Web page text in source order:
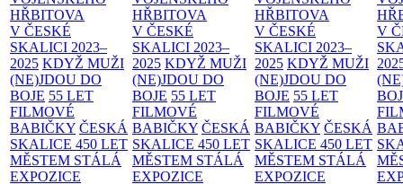
HŘBITOVA
V ČESKÉ
SKALICI 2023–
2025 KDYŽ MUŽI
(NE)JDOU DO
BOJE 55 LET
FILMOVÉ
BABIČKY ČESKÁ
SKALICE 450 LET
MĚSTEM STÁLÁ
EXPOZICE
HŘBITOVA
V ČESKÉ
SKALICI 2023–
2025 KDYŽ MUŽI
(NE)JDOU DO
BOJE 55 LET
FILMOVÉ
BABIČKY ČESKÁ
SKALICE 450 LET
MĚSTEM STÁLÁ
EXPOZICE
HŘBITOVA
V ČESKÉ
SKALICI 2023–
2025 KDYŽ MUŽI
(NE)JDOU DO
BOJE 55 LET
FILMOVÉ
BABIČKY ČESKÁ
SKALICE 450 LET
MĚSTEM STÁLÁ
EXPOZICE
V